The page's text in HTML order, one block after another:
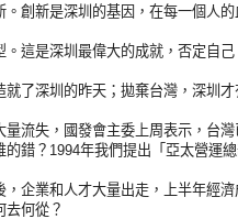
。創新是深圳的基因，在每一個人
。這是深圳最偉大的成就，否定自
就了深圳的昨天；拋棄台灣，深圳
量流失，國發會主委上周表示，台
的錯？1994年我們提出「亞太營運
，企業和人才大量出走，上半年經
去何從？